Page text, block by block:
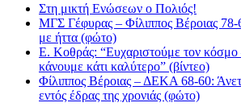
Στη μικτή Ενώσεων ο Πολιός!
ΜΓΣ Γέφυρας – Φίλιππος Βέροιας 78-
με ήττα (φώτο)
Ε. Κοθράς: “Ευχαριστούμε τον
κάνουμε κάτι καλύτερο” (βίντεο)
Φίλιππος Βέροιας – ΔΕΚΑ 68-60:
εντός έδρας της χρονιάς (φώτο)